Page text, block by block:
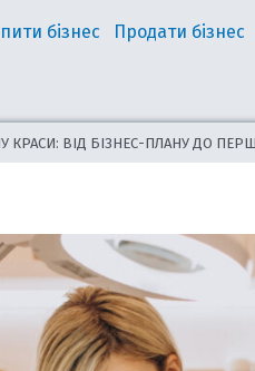
бізнес Продати бізнес
КРАСИ: ВІД БІЗНЕС-ПЛАНУ ДО